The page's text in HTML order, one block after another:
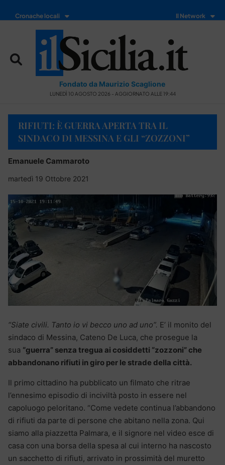
Cronache locali Il Network
Fondato da Maurizio Scaglione
LUNEDÌ 10 AGOSTO 2026 - AGGIORNATO ALLE 19:44
RIFIUTI: È GUERRA APERTA TRA IL
SINDACO DI MESSINA E GLI “ZOZZONI”
Emanuele Cammaroto
martedì 19 Ottobre 2021
“Siate civili. Tanto io vi becco uno ad uno”. E’ il monito del
sindaco di Messina, Cateno De Luca, che prosegue la
sua “guerra” senza tregua ai cosiddetti “zozzoni” che
abbandonano rifiuti in giro per le strade della città.
Il primo cittadino ha pubblicato un filmato che ritrae
l’ennesimo episodio di inciviltà posto in essere nel
capoluogo peloritano. “Come vedete continua l’abbandono
di rifiuti da parte di persone che abitano nella zona. Qui
siamo alla piazzetta Palmara, e il signore nel video esce di
casa con una borsa della spesa al cui interno ha nascosto
un sacchetto di rifiuti, arrivato in prossimità del muretto